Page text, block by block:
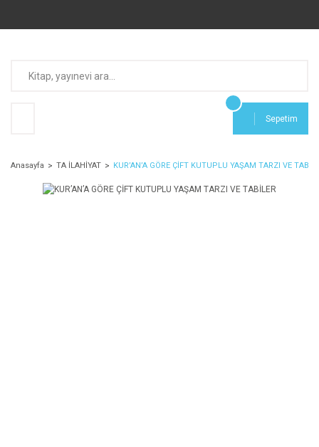
Sepetim
Anasayfa TA İLAHİYAT KUR’AN’A GÖRE ÇİFT KUTUPLU YAŞAM TARZI VE